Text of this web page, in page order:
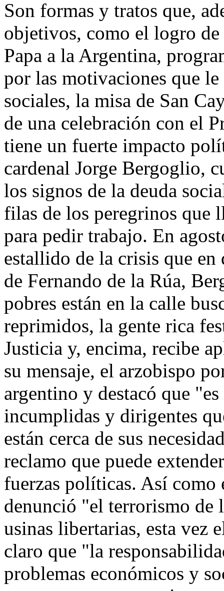
Son formas y tratos que,
objetivos, como el logro
Papa a la Argentina,
por las motivaciones que
sociales, la misa de San
de una celebración con el
tiene un fuerte impacto
cardenal Jorge Bergoglio,
los signos de la deuda
filas de los peregrinos que
para pedir trabajo. En
estallido de la crisis que
de Fernando de la Rúa,
pobres están en la calle
reprimidos, la gente rica
Justicia y, encima, recibe
su mensaje, el arzobispo
argentino y destacó que
incumplidas y dirigentes
están cerca de sus
reclamo que puede
fuerzas políticas. Así
denunció "el terrorismo de
usinas libertarias, esta vez
claro que "la
problemas económicos y